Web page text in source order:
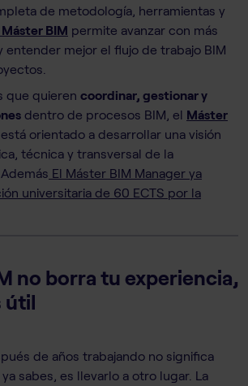
de metodología, herramientas y
Máster BIM permite avanzar con más
entender mejor el flujo de trabajo BIM
que quieren coordinar, gestionar y
dentro de procesos BIM, el Máster
está orientado a desarrollar una visión
técnica y transversal de la
El Máster BIM Manager ya
universitaria de 60 ECTS por la
no borra tu experiencia,
útil
de años trabajando no significa
sabes, es llevarlo a otro lugar. La